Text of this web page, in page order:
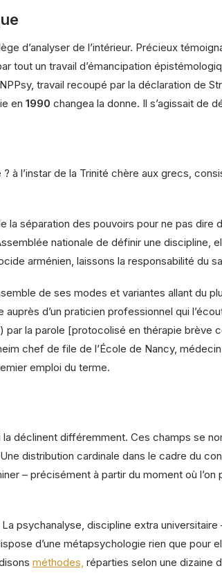
d’analyser de l’intérieur. Précieux
tout un travail d’émancipation
travail recoupé par la déclaration de
en 1990 changea la donne. Il s’agissait de
l’instar de la Trinité chère aux grecs,
séparation des pouvoirs pour ne pas dire
nationale de définir une discipline,
arménien, laissons la responsabilité du
de ses modes et variantes allant du
d’un praticien professionnel qui
la parole [protocolisé en thérapie brève
chef de file de l’École de Nancy,
emploi du terme.
déclinent différemment. Ces champs se
distribution cardinale dans le cadre du
– précisément à partir du moment où
psychanalyse, discipline extra
d’une métapsychologie rien que pour
méthodes, réparties selon une dizaine